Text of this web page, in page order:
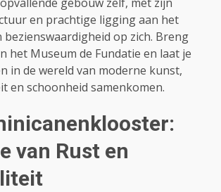
en prachtige ligging aan het
bezienswaardigheid op zich. Breng
het Museum de Fundatie en laat je
in de wereld van moderne kunst,
en schoonheid samenkomen.
van Rust en